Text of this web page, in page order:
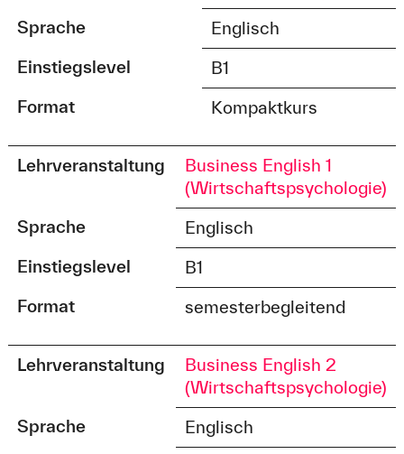
Sprache
Englisch
Einstiegslevel
B1
Format
Kompaktkurs
Lehrveranstaltung
Business English 1
(Wirtschaftspsychologie)
Sprache
Englisch
Einstiegslevel
B1
Format
semesterbegleitend
Lehrveranstaltung
Business English 2
(Wirtschaftspsychologie)
Sprache
Englisch